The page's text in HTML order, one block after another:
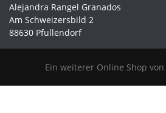
Alejandra Rangel Granados
Am Schweizersbild 2
88630 Pfullendorf
Ein weiterer Online Shop von